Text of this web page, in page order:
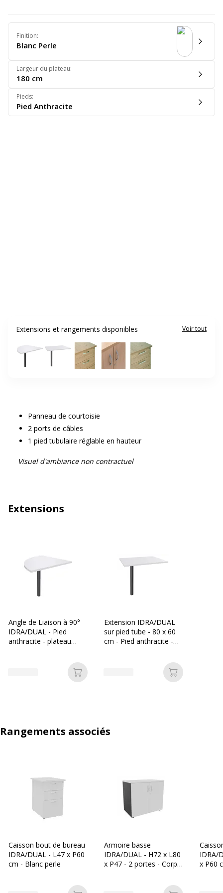
Finition:
Blanc Perle
Largeur du plateau:
180 cm
Pieds:
Pied Anthracite
Extensions et rangements disponibles Voir tout
Panneau de courtoisie
2 ports de câbles
1 pied tubulaire réglable en hauteur
Visuel d'ambiance non contractuel
Extensions
Angle de Liaison à 90°
IDRA/DUAL - Pied
anthracite - plateau
Ajouter au panier
Extension IDRA/DUAL
sur pied tube - 80 x 60
cm - Pied anthracite -
Ajouter au
Rangements associés
Caisson bout de bureau
IDRA/DUAL - L47 x P60
cm - Blanc perle
Armoire basse
IDRA/DUAL - H72 x L80
x P47 - 2 portes - Corps
IDRA/
x P60